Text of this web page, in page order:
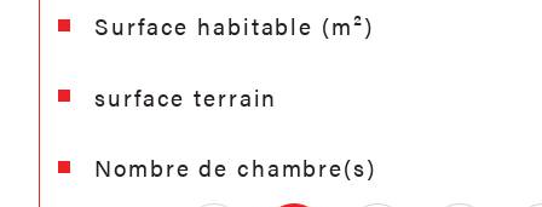
Surface habitable (m²)
surface terrain
Nombre de chambre(s)